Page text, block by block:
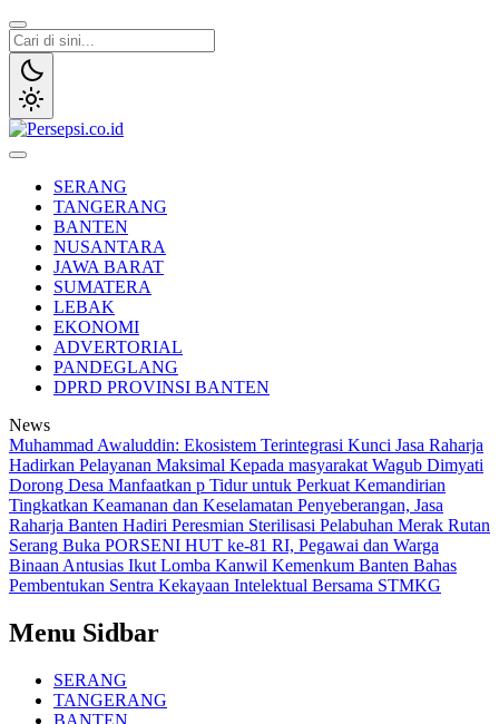
Lewati
ke
konten
SERANG
TANGERANG
BANTEN
NUSANTARA
JAWA BARAT
SUMATERA
LEBAK
EKONOMI
ADVERTORIAL
PANDEGLANG
DPRD PROVINSI BANTEN
News
Muhammad Awaluddin: Ekosistem Terintegrasi Kunci Jasa Raharja
Hadirkan Pelayanan Maksimal Kepada masyarakat Wagub Dimyati
Dorong Desa Manfaatkan p Tidur untuk Perkuat Kemandirian
Tingkatkan Keamanan dan Keselamatan Penyeberangan, Jasa
Raharja Banten Hadiri Peresmian Sterilisasi Pelabuhan Merak Rutan
Serang Buka PORSENI HUT ke-81 RI, Pegawai dan Warga
Binaan Antusias Ikut Lomba Kanwil Kemenkum Banten Bahas
Pembentukan Sentra Kekayaan Intelektual Bersama STMKG
Menu Sidbar
SERANG
TANGERANG
BANTEN